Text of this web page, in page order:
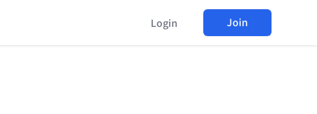
Login Join